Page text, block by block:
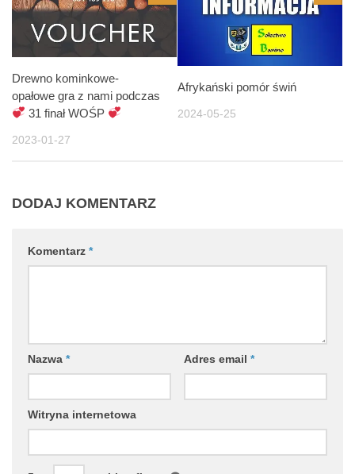
Drewno kominkowe-
opałowe gra z nami podczas
31 finał WOŚP
2023-01-27
Afrykański pomór świń
2024-05-25
DODAJ KOMENTARZ
Komentarz *
Nazwa * Adres email *
Witryna internetowa